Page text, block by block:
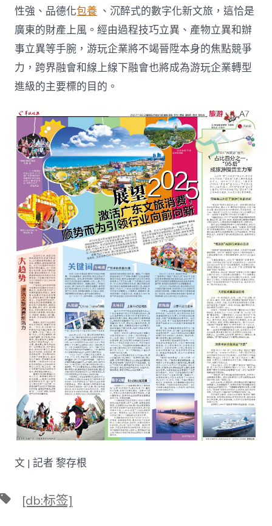
性強、品德化包養 、沉醉式的數字化新文旅，這恰是
廣東的財產上風。經由過程技巧立異、產物立異和辦
事立異等手腕，游玩企業將不竭晉陞本身的焦點競爭
力，跨界融會和線上線下融會也將成為游玩企業轉型
進級的主要標的目的。
文 | 記者 黎存根
標 [db:标签]